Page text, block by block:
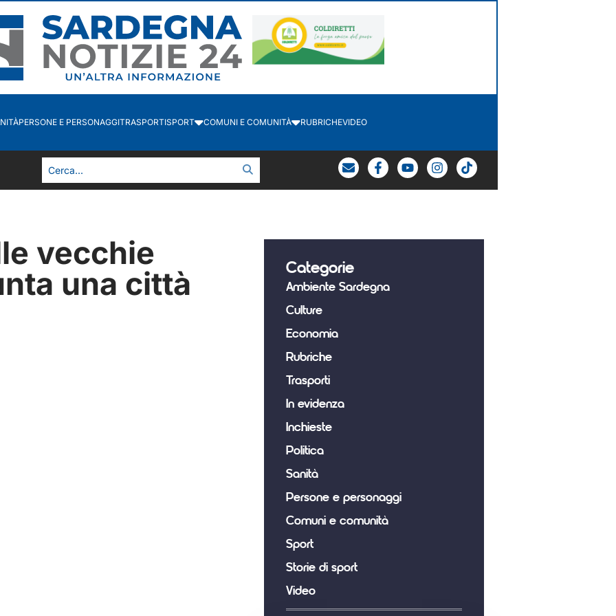
PERSONE E PERSONAGGITRASPORTISPORT COMUNI E COMUNITÀ RUBRICHEVIDEO
vecchie
una città
Categorie
Ambiente Sardegna
Culture
Economia
Rubriche
Trasporti
In evidenza
Inchieste
Politica
Sanità
Persone e personaggi
Comuni e comunità
Sport
Storie di sport
Video